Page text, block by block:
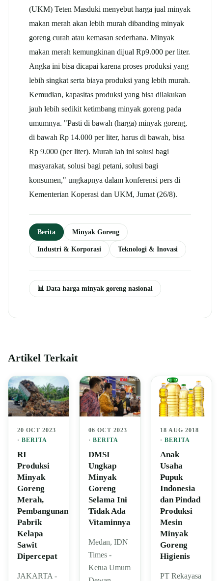
(UKM) Teten Masduki menyebut harga jual minyak
makan merah akan lebih murah dibanding minyak
goreng curah atau kemasan sederhana. Minyak
makan merah kemungkinan dijual Rp9.000 per liter.
Angka ini bisa dicapai karena proses produksi yang
lebih singkat serta biaya produksi yang lebih murah.
Kemudian, kapasitas produksi yang bisa dilakukan
jauh lebih sedikit ketimbang minyak goreng pada
umumnya. "Pasti di bawah (harga) minyak goreng,
di bawah Rp 14.000 per liter, harus di bawah, bisa
Rp 9.000 (per liter). Murah lah ini solusi bagi
masyarakat, solusi bagi petani, solusi bagi
konsumen," ungkapnya dalam konferensi pers di
Kementerian Koperasi dan UKM, Jumat (26/8).
Berita Minyak Goreng
Industri & Korporasi Teknologi & Inovasi
📊 Data harga minyak goreng nasional
Artikel Terkait
20 OCT 2023
· BERITA
RI
Produksi
Minyak
Goreng
Merah,
Pembangunan
Pabrik
Kelapa
Sawit
Dipercepat
JAKARTA -
06 OCT 2023
·BERITA
DMSI
Ungkap
Minyak
Goreng
Selama Ini
Tidak Ada
Vitaminnya
Medan, IDN
Times -
Ketua Umum
18 AUG 2018
· BERITA
Anak
Usaha
Pupuk
Indonesia
dan Pindad
Produksi
Mesin
Minyak
Goreng
Higienis
PT Rekayasa